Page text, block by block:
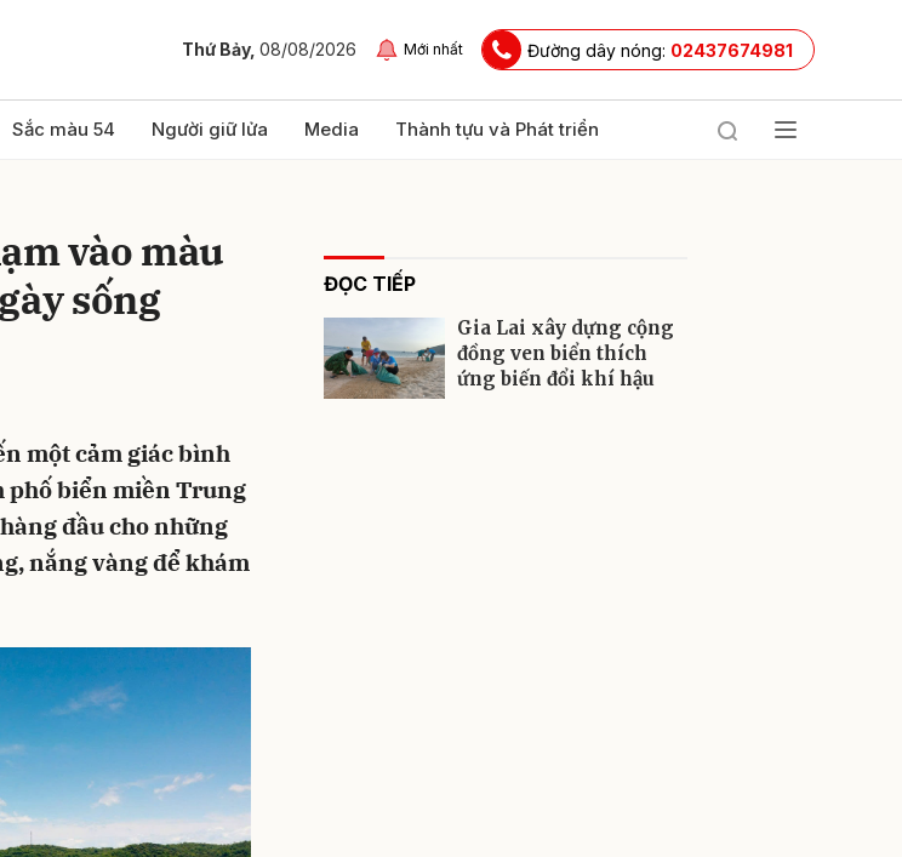
Thứ Bảy, 08/08/2026 Mới nhất Đường dây nóng: 02437674981
Sắc màu 54 Người giữ lửa Media Thành tựu và Phát triển
vào màu
sống
một cảm giác bình
phố biển miền Trung
đầu cho những
nắng vàng để khám
ĐỌC TIẾP
Gia Lai xây dựng cộng
đồng ven biển thích
ứng biến đổi khí hậu
Gửi